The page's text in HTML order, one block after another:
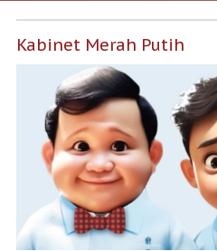
Kabinet Merah Putih